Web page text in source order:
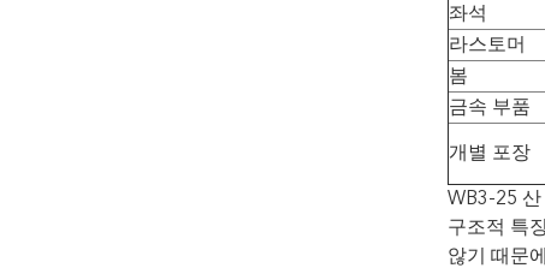
좌석
라스토머
봄
금속 부품
개별 포장
WB3-25
구조적 특
않기 때문